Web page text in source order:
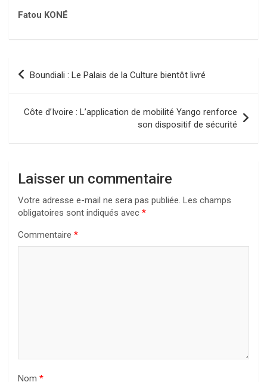
Fatou KONÉ
Navigation
de
Boundiali : Le Palais de la Culture bientôt livré
Côte d’Ivoire : L’application de mobilité Yango renforce
son dispositif de sécurité
Laisser un commentaire
Votre adresse e-mail ne sera pas publiée. Les champs
obligatoires sont indiqués avec *
Commentaire *
Nom *